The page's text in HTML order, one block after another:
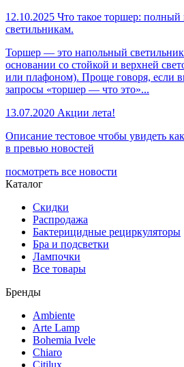
12.10.2025 Что такое торшер:
светильникам.
Торшер — это напольный
основании со стойкой и верхней
или плафоном). Проще говоря, если
запросы «торшер — что это»...
13.07.2020 Акции лета!
Описание тестовое чтобы увидеть
в превью новостей
посмотреть все новости
Каталог
Скидки
Распродажа
Бактерицидные рециркуляторы
Бра и подсветки
Лампочки
Все товары
Бренды
Ambiente
Arte Lamp
Bohemia Ivele
Chiaro
Citilux